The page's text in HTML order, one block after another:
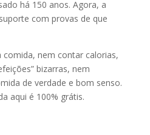
há 150 anos. Agora, a
com provas de que
comida, nem contar calorias,
bizarras, nem
de verdade e bom senso.
aqui é 100% grátis.